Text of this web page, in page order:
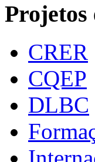
Projetos
CRER
CQEP
DLBC